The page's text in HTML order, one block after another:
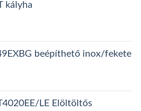
kályha
beépíthető inox/fekete
LE Elöltöltős